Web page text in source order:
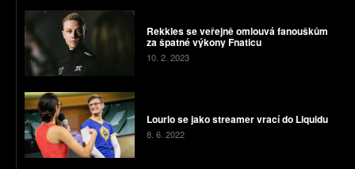
Rekkles se veřejně omlouvá fanouškům
za špatné výkony Fnaticu
10. 2. 2023
Lourlo se jako streamer vrací do Liquidu
8. 6. 2022